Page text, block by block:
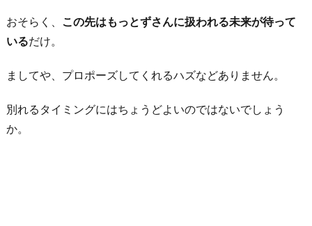
ト
が
近
い
おそらく、 この先はもっとずさんに扱われる未来が待って
いるだけ。
ましてや、プロポーズしてくれるハズなどありません。
別れるタイミングにはちょうどよいのではないでしょう
か。